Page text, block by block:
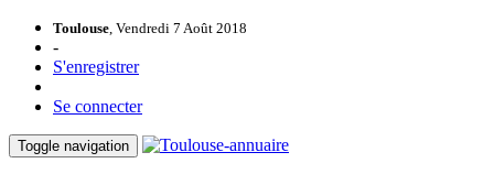
Toulouse, Vendredi 7 Août 2018
-
S'enregistrer
Se connecter
Toggle navigation